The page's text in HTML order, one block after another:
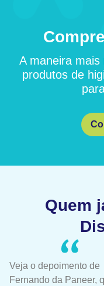
A maneira
produtos de
Quem
Veja o depoimento de
Fernando da Paneer,